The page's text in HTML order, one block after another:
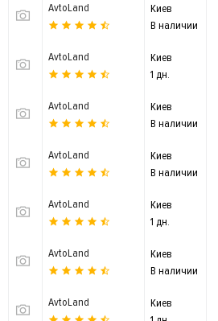
AvtoLand
Киев
В наличии
AvtoLand
Киев
1 дн.
AvtoLand
Киев
В наличии
AvtoLand
Киев
В наличии
AvtoLand
Киев
1 дн.
AvtoLand
Киев
В наличии
AvtoLand
Киев